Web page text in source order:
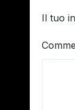
Il tuo